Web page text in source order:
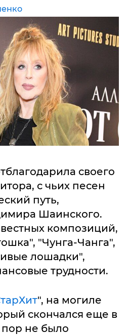
своего
с чьих песен
путь,
Шаинского.
композиций,
"Чунга-Чанга",
лошадки",
трудности.
", на могиле
скончался еще в
пор не было